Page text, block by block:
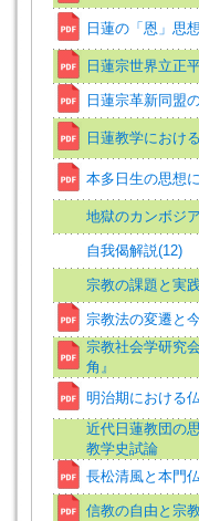
日蓮の「恩」思
日蓮宗世界立正
日蓮宗革新同盟
日蓮教学におけ
本多日生の思想
地獄のカンボジ
自我偈解説(12)
宗教の課題と実
宗教法の変遷と
宗教社会学研究
角』
明治期における
近代日蓮教団の
教学史試論
長松清風と本門
信教の自由と宗